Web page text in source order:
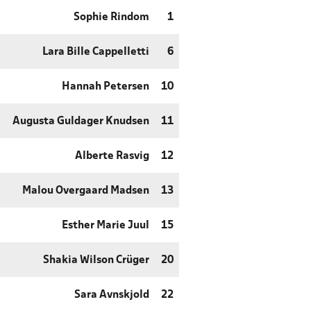
Sophie Rindom 1
Lara Bille Cappelletti 6
Hannah Petersen 10
Augusta Guldager Knudsen 11
Alberte Rasvig 12
Malou Overgaard Madsen 13
Esther Marie Juul 15
Shakia Wilson Crüger 20
Sara Avnskjold 22